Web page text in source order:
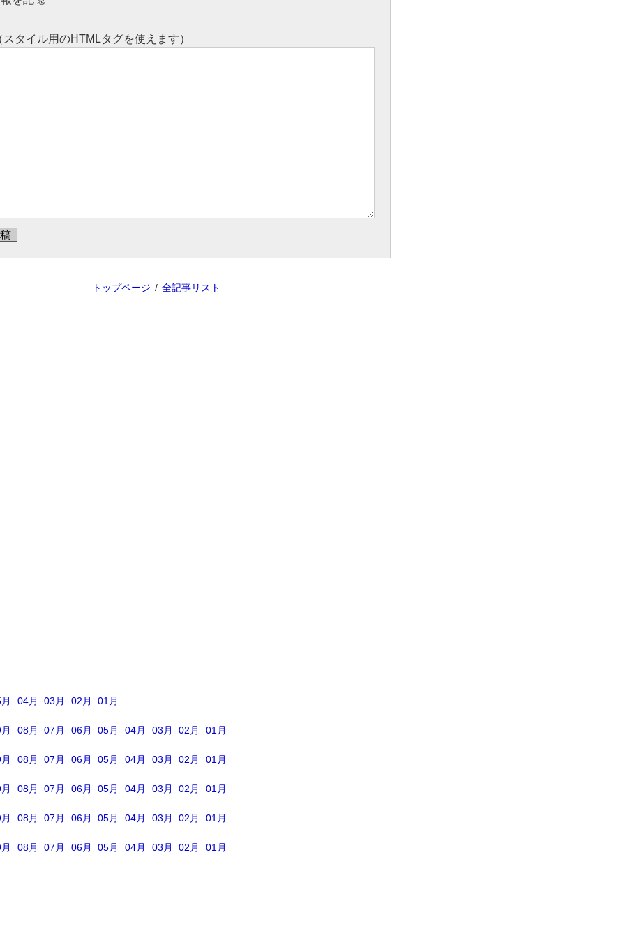
ント （スタイル用のHTMLタグを使えます）
トップページ 全記事リスト
04月 03月 02月 01月
08月 07月 06月 05月 04月 03月 02月 01月
08月 07月 06月 05月 04月 03月 02月 01月
08月 07月 06月 05月 04月 03月 02月 01月
08月 07月 06月 05月 04月 03月 02月 01月
08月 07月 06月 05月 04月 03月 02月 01月